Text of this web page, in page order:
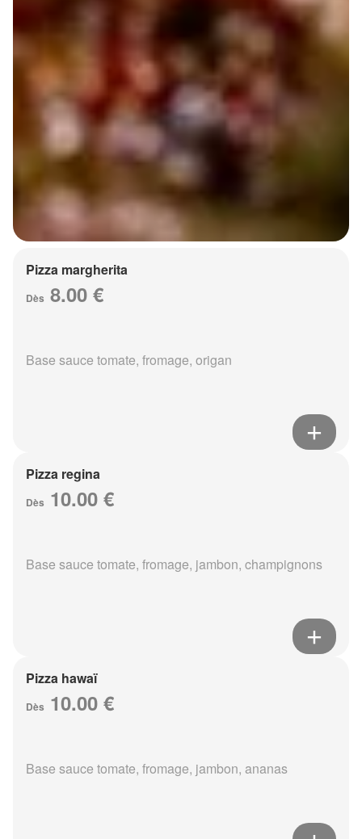
Pizza margherita
Dès 8.00 €
Base sauce tomate, fromage, origan
Pizza regina
Dès 10.00 €
Base sauce tomate, fromage, jambon, champignons
Pizza hawaï
Dès 10.00 €
Base sauce tomate, fromage, jambon, ananas